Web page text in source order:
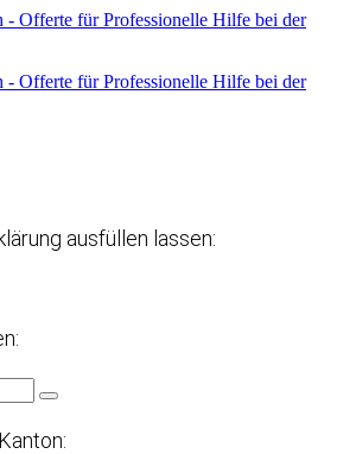
- Offerte für Professionelle Hilfe bei der
- Offerte für Professionelle Hilfe bei der
ausfüllen lassen: